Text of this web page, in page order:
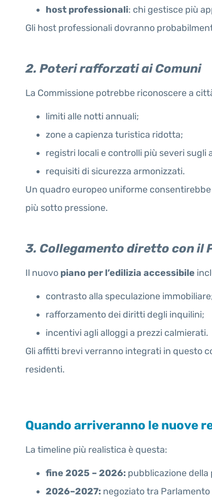
host professionali: chi gestisce più
Gli host professionali dovranno
2. Poteri rafforzati ai Comuni
La Commissione potrebbe riconoscere a
limiti alle notti annuali;
zone a capienza turistica ridotta;
registri locali e controlli più severi sugli
requisiti di sicurezza armonizzati.
Un quadro europeo uniforme
più sotto pressione.
3. Collegamento diretto con il
Il nuovo piano per l’edilizia accessibile
contrasto alla speculazione
rafforzamento dei diritti degli inquilini;
incentivi agli alloggi a prezzi calmierati.
Gli affitti brevi verranno integrati in questo
residenti.
Quando arriveranno le nuove
La timeline più realistica è questa:
fine 2025 – 2026: pubblicazione della
2026–2027: negoziato tra Parlamento